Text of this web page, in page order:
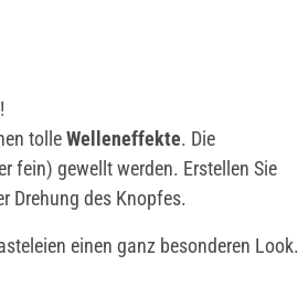
!
tolleWelleneffekte. Die
fein) gewellt werden. Erstellen Sie
Drehung des Knopfes.
einen ganz besonderen Look.